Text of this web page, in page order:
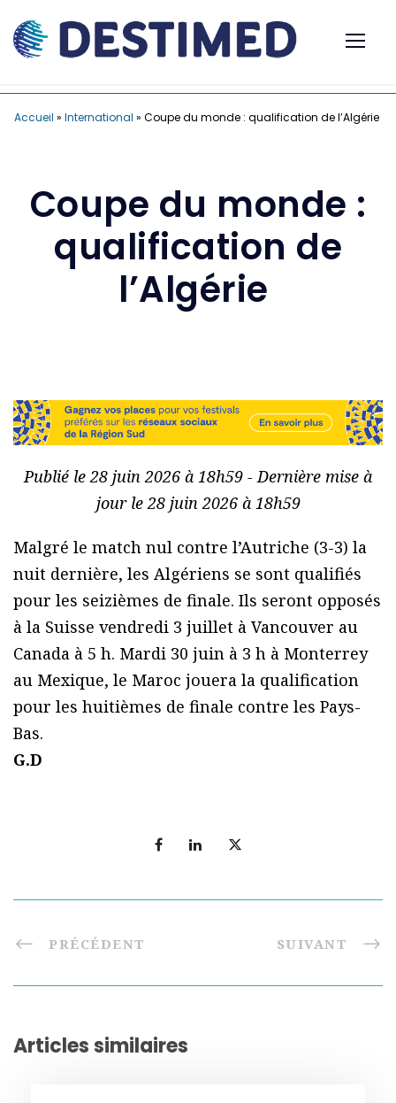
Accueil » International » Coupe du monde : qualification de l’Algérie
Coupe du monde :
qualification de
l’Algérie
Publié le 28 juin 2026 à 18h59 - Dernière mise à
jour le 28 juin 2026 à 18h59
Malgré le match nul contre l’Autriche (3-3) la
nuit dernière, les Algériens se sont qualifiés
pour les seizièmes de finale. Ils seront opposés
à la Suisse vendredi 3 juillet à Vancouver au
Canada à 5 h. Mardi 30 juin à 3 h à Monterrey
au Mexique, le Maroc jouera la qualification
pour les huitièmes de finale contre les Pays-
Bas.
G.D
PRÉCÉDENT SUIVANT
Articles similaires